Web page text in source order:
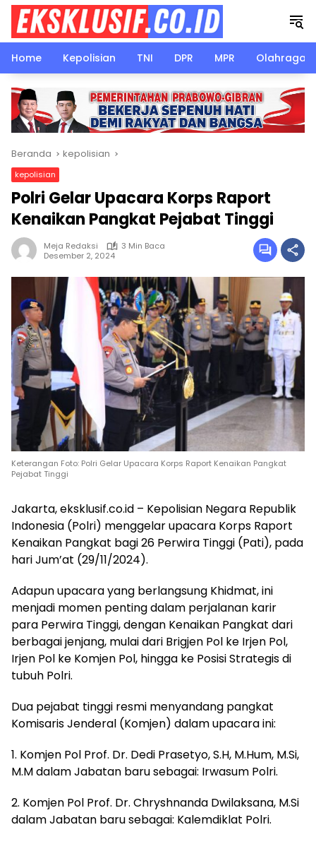
Langsung
konten
Home
Kepolisian TNI DPR MPR Olahraga
Beranda kepolisian
kepolisian
Polri Gelar Upacara Korps Raport
Kenaikan Pangkat Pejabat Tinggi
Meja Redaksi
3 Min Baca
Desember 2, 2024
Keterangan Foto: Polri Gelar Upacara Korps Raport Kenaikan Pangkat
Pejabat Tinggi
Jakarta, eksklusif.co.id – Kepolisian Negara Republik
Indonesia (Polri) menggelar upacara Korps Raport
Kenaikan Pangkat bagi 26 Perwira Tinggi (Pati), pada
hari Jum’at (29/11/2024).
Adapun upacara yang berlangsung Khidmat, ini
menjadi momen penting dalam perjalanan karir
para Perwira Tinggi, dengan Kenaikan Pangkat dari
berbagai jenjang, mulai dari Brigjen Pol ke Irjen Pol,
Irjen Pol ke Komjen Pol, hingga ke Posisi Strategis di
tubuh Polri.
Dua pejabat tinggi resmi menyandang pangkat
Komisaris Jenderal (Komjen) dalam upacara ini:
1. Komjen Pol Prof. Dr. Dedi Prasetyo, S.H, M.Hum, M.Si,
M.M dalam Jabatan baru sebagai: Irwasum Polri.
2. Komjen Pol Prof. Dr. Chryshnanda Dwilaksana, M.Si
dalam Jabatan baru sebagai: Kalemdiklat Polri.